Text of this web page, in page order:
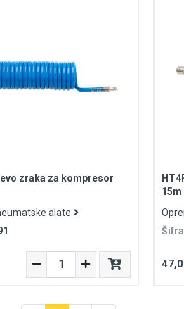
zraka za kompresor
alate
15m